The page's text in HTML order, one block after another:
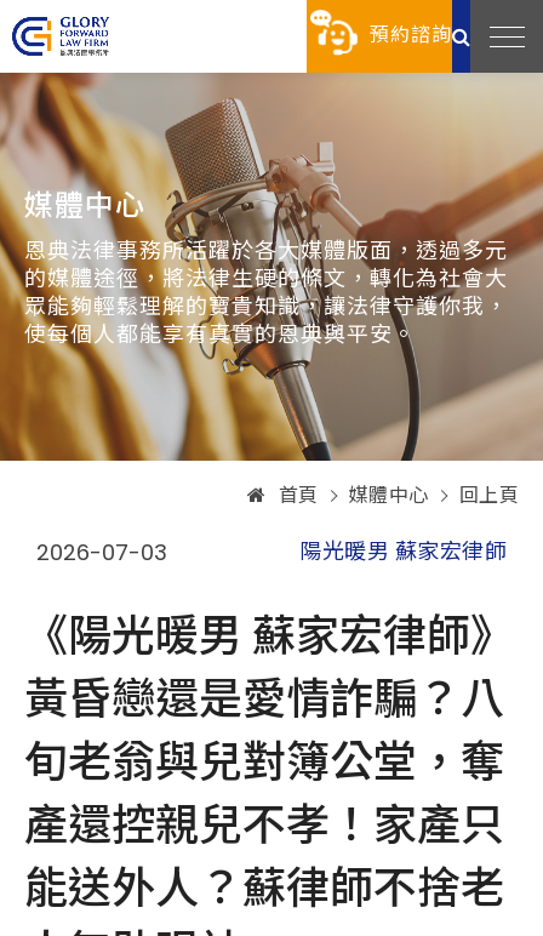
預約諮詢
媒體中心
恩典法律事務所活躍於各大媒體版面，透過多元
的媒體途徑，將法律生硬的條文，轉化為社會大
眾能夠輕鬆理解的寶貴知識，讓法律守護你我，
使每個人都能享有真實的恩典與平安。
首頁 媒體中心 回上頁
2026-07-03 陽光暖男 蘇家宏律師
《陽光暖男 蘇家宏律師》
黃昏戀還是愛情詐騙？八
旬老翁與兒對簿公堂，奪
產還控親兒不孝！家產只
能送外人？蘇律師不捨老